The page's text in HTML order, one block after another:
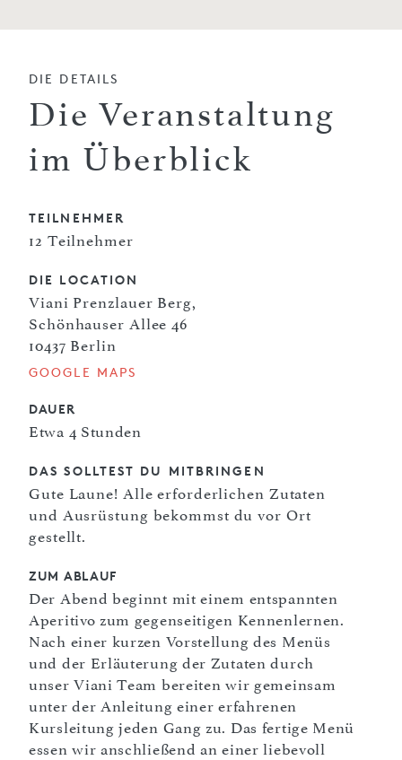
DIE DETAILS
Die Veranstaltung
im Überblick
TEILNEHMER
12 Teilnehmer
DIE LOCATION
Viani Prenzlauer Berg,
Schönhauser Allee 46
10437 Berlin
GOOGLE MAPS
DAUER
Etwa 4 Stunden
DAS SOLLTEST DU MITBRINGEN
Gute Laune! Alle erforderlichen Zutaten
und Ausrüstung bekommst du vor Ort
gestellt.
ZUM ABLAUF
Der Abend beginnt mit einem entspannten
Aperitivo zum gegenseitigen Kennenlernen.
Nach einer kurzen Vorstellung des Menüs
und der Erläuterung der Zutaten durch
unser Viani Team bereiten wir gemeinsam
unter der Anleitung einer erfahrenen
Kursleitung jeden Gang zu. Das fertige Menü
essen wir anschließend an einer liebevoll